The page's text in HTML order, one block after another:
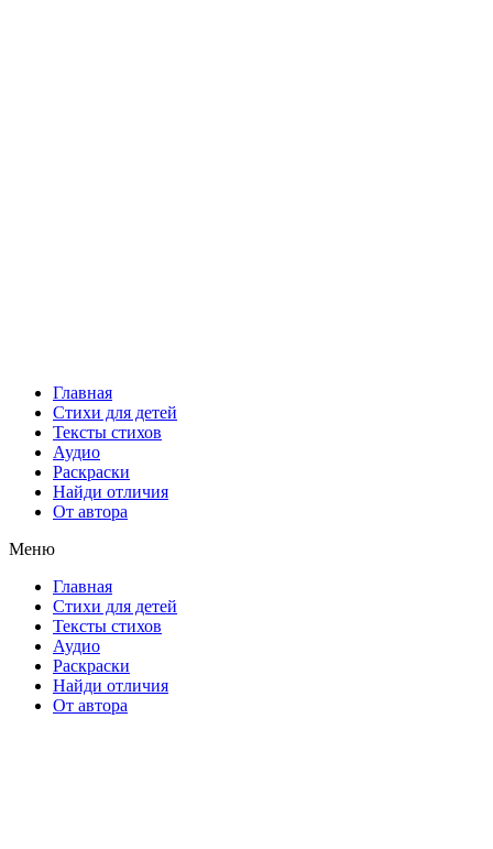
Главная
Стихи для детей
Тексты стихов
Аудио
Раскраски
Найди отличия
От автора
Меню
Главная
Стихи для детей
Тексты стихов
Аудио
Раскраски
Найди отличия
От автора